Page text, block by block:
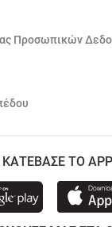
Προσωπικών
ΚΑΤΕΒΑΣΕ ΤΟ APP